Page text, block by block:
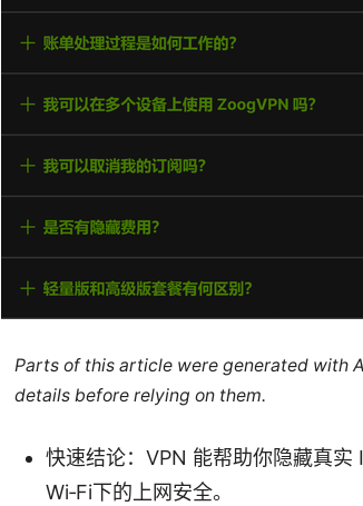
Parts of this article were generated with
details before relying on them.
快速结论：VPN 能帮助你隐藏真
Wi‑Fi下的上网安全。